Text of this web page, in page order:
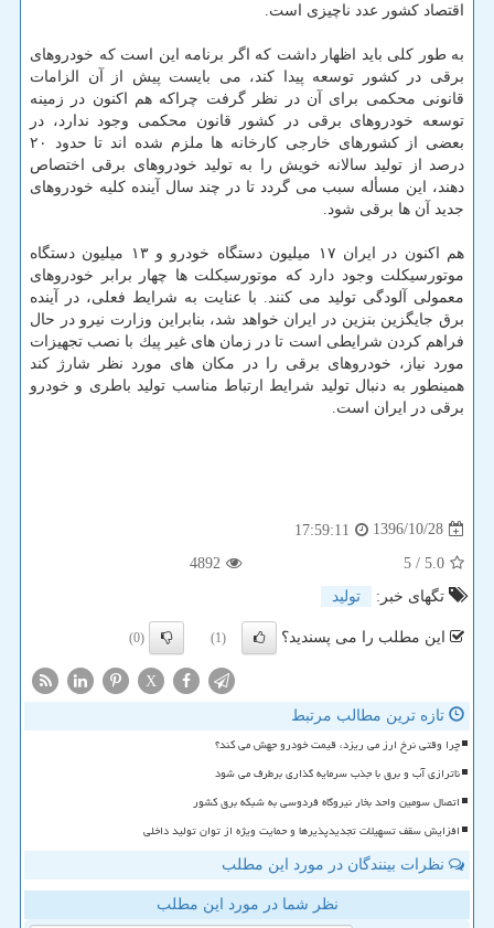
اقتصاد كشور عدد ناچیزی است.
به طور كلی باید اظهار داشت كه اگر برنامه این است كه خودروهای
برقی در كشور توسعه پیدا كند، می بایست پیش از آن الزامات
قانونی محكمی برای آن در نظر گرفت چراكه هم اكنون در زمینه
توسعه خودروهای برقی در كشور قانون محكمی وجود ندارد، در
بعضی از كشورهای خارجی كارخانه ها ملزم شده اند تا حدود ۲۰
درصد از تولید سالانه خویش را به تولید خودروهای برقی اختصاص
دهند، این مسأله سبب می گردد تا در چند سال آینده كلیه خودروهای
جدید آن ها برقی شود.
هم اكنون در ایران ۱۷ میلیون دستگاه خودرو و ۱۳ میلیون دستگاه
موتورسیكلت وجود دارد كه موتورسیكلت ها چهار برابر خودروهای
معمولی آلودگی تولید می كنند. با عنایت به شرایط فعلی، در آینده
برق جایگزین بنزین در ایران خواهد شد، بنابراین وزارت نیرو در حال
فراهم كردن شرایطی است تا در زمان های غیر پیك با نصب تجهیزات
مورد نیاز، خودروهای برقی را در مكان های مورد نظر شارژ كند
همینطور به دنبال تولید شرایط ارتباط مناسب تولید باطری و خودرو
برقی در ایران است.
1396/10/28
17:59:11
5.0
/ 5
4892
تگهای خبر:
تولید
این مطلب را می پسندید؟ (1)
(0)
X
تازه ترین مطالب مرتبط
چرا وقتی نرخ ارز می ریزد، قیمت خودرو جهش می کند؟
ناترازی آب و برق با جذب سرمایه گذاری برطرف می شود
اتصال سومین واحد بخار نیروگاه فردوسی به شبکه برق کشور
افزایش سقف تسهیلات تجدیدپذیرها و حمایت ویژه از توان تولید داخلی
نظرات بینندگان در مورد این مطلب
نظر شما در مورد این مطلب